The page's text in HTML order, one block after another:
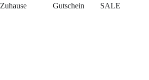
Zuhause Gutschein SALE